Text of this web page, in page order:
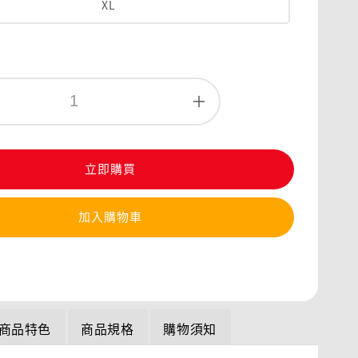
XL
立即購買
加入購物車
商品特色 商品規格 購物須知